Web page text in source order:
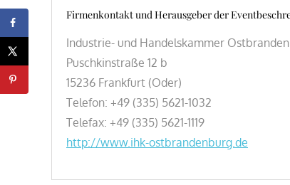
Firmenkontakt und Herausgeber der
Industrie- und Handelskammer
Puschkinstraße 12 b
15236 Frankfurt (Oder)
Telefon: +49 (335) 5621-1032
Telefax: +49 (335) 5621-1119
http://www.ihk-ostbrandenburg.de